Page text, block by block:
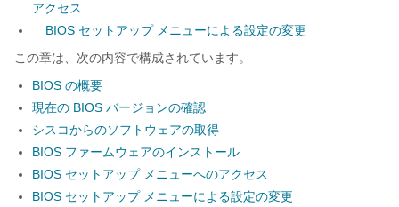
アクセス
BIOS セットアップ メニューによる設定の変更
この章は、次の内容で構成されています。
BIOS の概要
現在の BIOS バージョンの確認
シスコからのソフトウェアの取得
BIOS ファームウェアのインストール
BIOS セットアップ メニューへのアクセス
BIOS セットアップ メニューによる設定の変更